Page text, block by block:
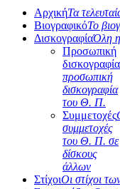
ΑρχικήΤα
ΒιογραφικόΤο
ΔισκογραφίαΌλη
Προσωπική
δισκογραφία
προσωπική
δισκογραφία
του Θ. Π.
Συμμετοχές
συμμετοχές
του Θ. Π. σε
δίσκους
άλλων
ΣτίχοιΟι στίχοι